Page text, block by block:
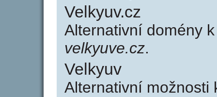
Velkyuv.cz
Alternativní domény
velkyuve.cz.
Velkyuv
Alternativní